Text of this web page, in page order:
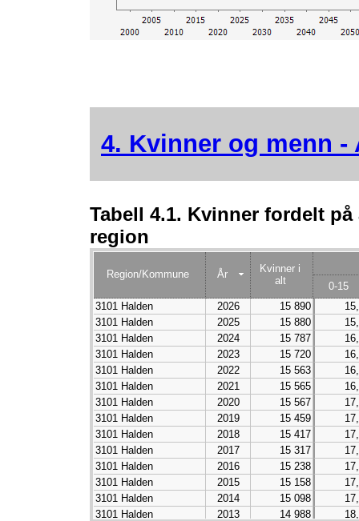
4. Kvinner og menn -
Tabell 4.1. Kvinner fordelt
region
Region/Kommune År
Kvinner i
alt
0-15
3101 Halden
2026 15 890
3101 Halden
2025 15 880
3101 Halden
2024 15 787
3101 Halden
2023 15 720
3101 Halden
2022 15 563
3101 Halden
2021 15 565
3101 Halden
2020 15 567
3101 Halden
2019 15 459
3101 Halden
2018 15 417
3101 Halden
2017 15 317
3101 Halden
2016 15 238
3101 Halden
2015 15 158
3101 Halden
2014 15 098
3101 Halden
2013 14 988